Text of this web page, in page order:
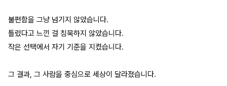
불편함을 그냥 넘기지 않았습니다.
틀렸다고 느낀 걸 침묵하지 않았습니다.
작은 선택에서 자기 기준을 지켰습니다.
그 결과, 그 사람을 중심으로 세상이 달라졌습니다.